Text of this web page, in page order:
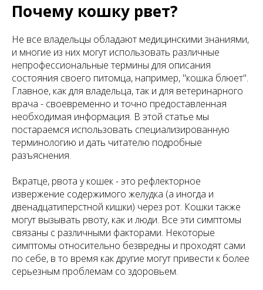
Почему кошку рвет?
Не все владельцы обладают медицинскими знаниями,
и многие из них могут использовать различные
непрофессиональные термины для описания
состояния своего питомца, например, "кошка блюет".
Главное, как для владельца, так и для ветеринарного
врача - своевременно и точно предоставленная
необходимая информация. В этой статье мы
постараемся использовать специализированную
терминологию и дать читателю подробные
разъяснения.
Вкратце, рвота у кошек - это рефлекторное
извержение содержимого желудка (а иногда и
двенадцатиперстной кишки) через рот. Кошки также
могут вызывать рвоту, как и люди. Все эти симптомы
связаны с различными факторами. Некоторые
симптомы относительно безвредны и проходят сами
по себе, в то время как другие могут привести к более
серьезным проблемам со здоровьем.